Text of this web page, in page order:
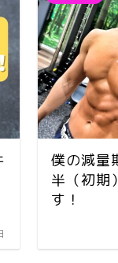
僕の減量
半（初期
す！